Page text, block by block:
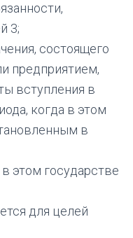
3;
состоящего
предприятием,
вступления в
когда в этом
в
этом государстве
для целей